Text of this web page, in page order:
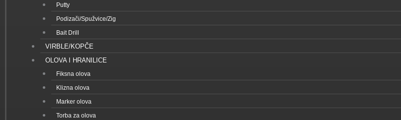
Putty
Podizači/Spužvice/Zig
Bait Drill
VIRBLE/KOPČE
OLOVA I HRANILICE
Fiksna olova
Klizna olova
Marker olova
Torba za olova